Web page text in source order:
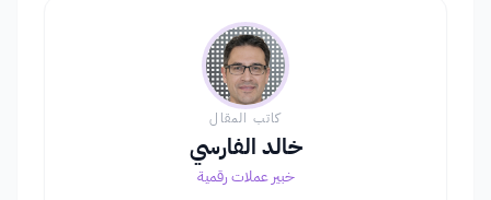
كاتب المقال
خالد الفارسي
خبير عملات رقمية